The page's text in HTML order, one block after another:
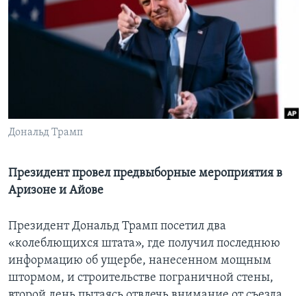
Learning English
Языки
Дональд Трамп
Президент провел предвыборные мероприятия в
Аризоне и Айове
Президент Дональд Трамп посетил два
«колеблющихся штата», где получил последнюю
информацию об ущербе, нанесенном мощным
штормом, и строительстве пограничной стены,